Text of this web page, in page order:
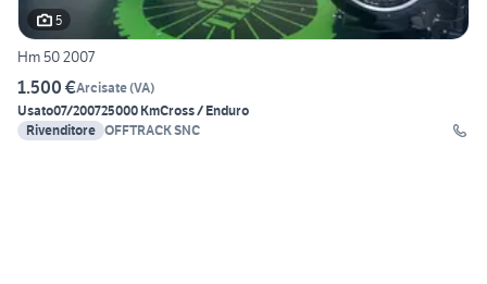
5
Hm 50 2007
1.500 €Arcisate(VA)
Usato07/200725000 KmCross / Enduro
Rivenditore OFFTRACK SNC